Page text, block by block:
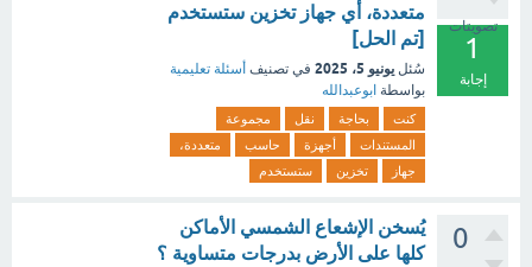
تصويتات
1
إجابة
متعددة، أي جهاز تخزين ستستخدم
[تم الحل]
سُئل يونيو 5، 2025 في تصنيف أسئلة تعليمية
بواسطة ابوعبدالله
كنت بحاجة نقل
مجموعة
المستندات
أجهزة حاسب
متعددة،
جهاز
تخزين ستستخدم
0
يُسخن الإشعاع الشمسي الأماكن
كلها على الأرض بدرجات متساوية ؟